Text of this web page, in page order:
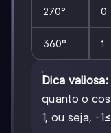
270° 0
360° 1
Dica valiosa:
quanto o
1, ou seja, -